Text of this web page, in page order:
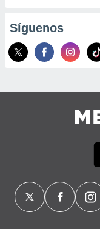
de
uso de
con el
publicidad
de
Síguenos